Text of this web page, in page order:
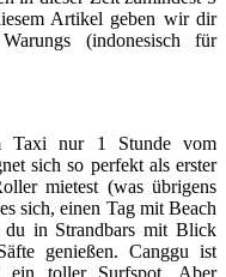
Artikel geben wir dir
(indonesisch für
Taxi nur 1 Stunde vom
sich so perfekt als erster
mietest (was übrigens
sich, einen Tag mit Beach
in Strandbars mit Blick
genießen. Canggu ist
ein toller Surfspot. Aber